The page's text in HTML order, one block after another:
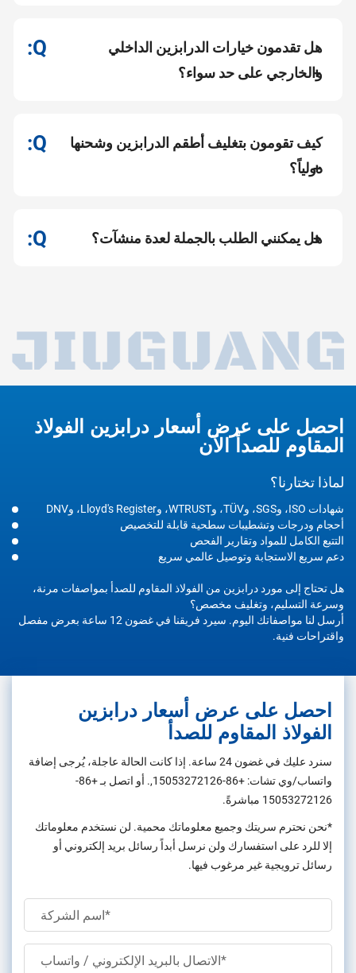
هل تقدمون خيارات الدرابزين الداخلي
والخارجي على حد سواء؟
كيف تقومون بتغليف أطقم الدرابزين وشحنها
دولياً؟
هل يمكنني الطلب بالجملة لعدة منشآت؟
احصل على عرض أسعار درابزين الفولاذ
المقاوم للصدأ الآن
لماذا تختارنا؟
شهادات ISO، وSGS، وTÜV، وWTRUST، وLloyd's Register، وDNV
أحجام ودرجات وتشطيبات سطحية قابلة للتخصيص
التتبع الكامل للمواد وتقارير الفحص
دعم سريع الاستجابة وتوصيل عالمي سريع
هل تحتاج إلى مورد درابزين من الفولاذ المقاوم للصدأ بمواصفات مرنة،
وسرعة التسليم، وتغليف مخصص؟
أرسل لنا مواصفاتك اليوم. سيرد فريقنا في غضون 12 ساعة بعرض مفصل
واقتراحات فنية.
احصل على عرض أسعار درابزين
الفولاذ المقاوم للصدأ
سنرد عليك في غضون 24 ساعة. إذا كانت الحالة عاجلة، يُرجى إضافة
واتساب/وي تشات: +86-15053272126 ,. أو اتصل بـ
+86-
15053272126 مباشرةً.
*نحن نحترم سريتك وجميع معلوماتك محمية. لن نستخدم معلوماتك
إلا للرد على استفسارك ولن نرسل أبداً رسائل بريد إلكتروني أو
رسائل ترويجية غير مرغوب فيها.